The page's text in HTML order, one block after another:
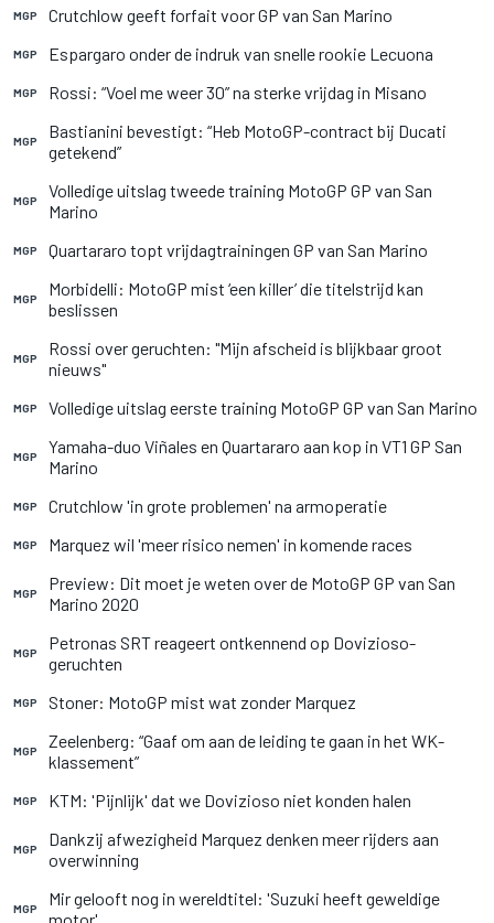
MGP Crutchlow geeft forfait voor GP van San Marino
MGP Espargaro onder de indruk van snelle rookie Lecuona
MGP Rossi: “Voel me weer 30” na sterke vrijdag in Misano
MGP
Bastianini bevestigt: “Heb MotoGP-contract bij Ducati
getekend”
MGP
Volledige uitslag tweede training MotoGP GP van San
Marino
MGP Quartararo topt vrijdagtrainingen GP van San Marino
MGP
Morbidelli: MotoGP mist ‘een killer’ die titelstrijd kan
beslissen
MGP
Rossi over geruchten: "Mijn afscheid is blijkbaar groot
nieuws"
MGP Volledige uitslag eerste training MotoGP GP van San Marino
MGP
Yamaha-duo Viñales en Quartararo aan kop in VT1 GP San
Marino
MGP Crutchlow 'in grote problemen' na armoperatie
MGP Marquez wil 'meer risico nemen' in komende races
MGP
Preview: Dit moet je weten over de MotoGP GP van San
Marino 2020
MGP
Petronas SRT reageert ontkennend op Dovizioso-
geruchten
MGP Stoner: MotoGP mist wat zonder Marquez
MGP
Zeelenberg: “Gaaf om aan de leiding te gaan in het WK-
klassement”
MGP KTM: 'Pijnlijk' dat we Dovizioso niet konden halen
MGP
Dankzij afwezigheid Marquez denken meer rijders aan
overwinning
MGP
Mir gelooft nog in wereldtitel: 'Suzuki heeft geweldige